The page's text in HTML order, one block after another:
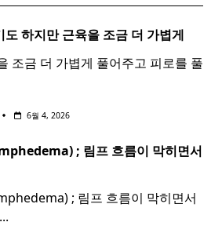
하지만 근육을 조금 더 가볍게
조금 더 가볍게 풀어주고 피로를 풀
6월 4, 2026
; 림프 흐름이 막히면서
; 림프 흐름이 막히면서
...